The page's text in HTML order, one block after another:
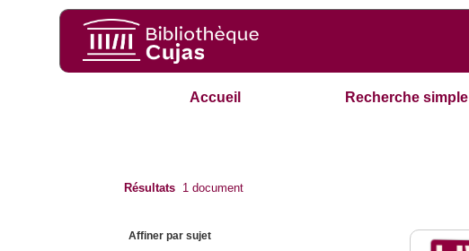
Accueil Recherche simple
Résultats 1 document
Affiner par sujet